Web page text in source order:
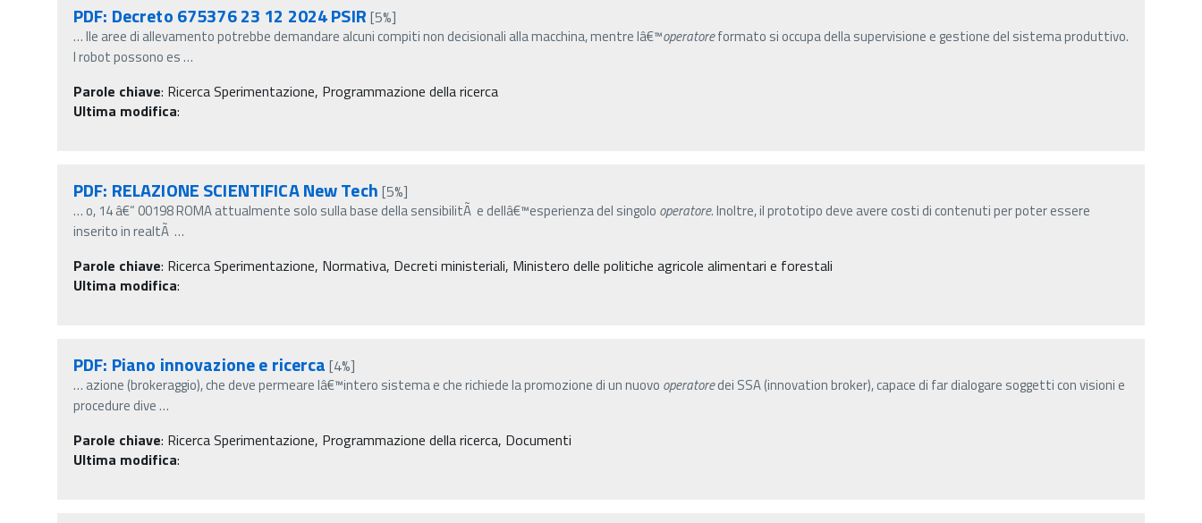
PDF: Decreto 675376 23 12 2024 PSIR [5%]
…lle aree di allevamento potrebbe demandare alcuni compiti non decisionali alla macchina, mentre lâ€™operatoreformato si occupa della supervisione e gestione del sistema produttivo.
I robot possono es…
Parole chiave: Ricerca Sperimentazione, Programmazione della ricerca
Ultima modifica:
PDF: RELAZIONE SCIENTIFICA New Tech [5%]
… o, 14 â€“ 00198 ROMA attualmente solo sulla base della sensibilitÃ e dellâ€™esperienza del singolo operatore. Inoltre, il prototipo deve avere costi di contenuti per poter essere
inserito in realtÃ …
Parole chiave: Ricerca Sperimentazione, Normativa, Decreti ministeriali, Ministero delle politiche agricole alimentari e forestali
Ultima modifica:
PDF: Piano innovazione e ricerca [4%]
… azione (brokeraggio), che deve permeare lâ€™intero sistema e che richiede la promozione di un nuovo operatoredei SSA (innovation broker), capace di far dialogare soggetti con visioni e
procedure dive…
Parole chiave: Ricerca Sperimentazione, Programmazione della ricerca, Documenti
Ultima modifica: